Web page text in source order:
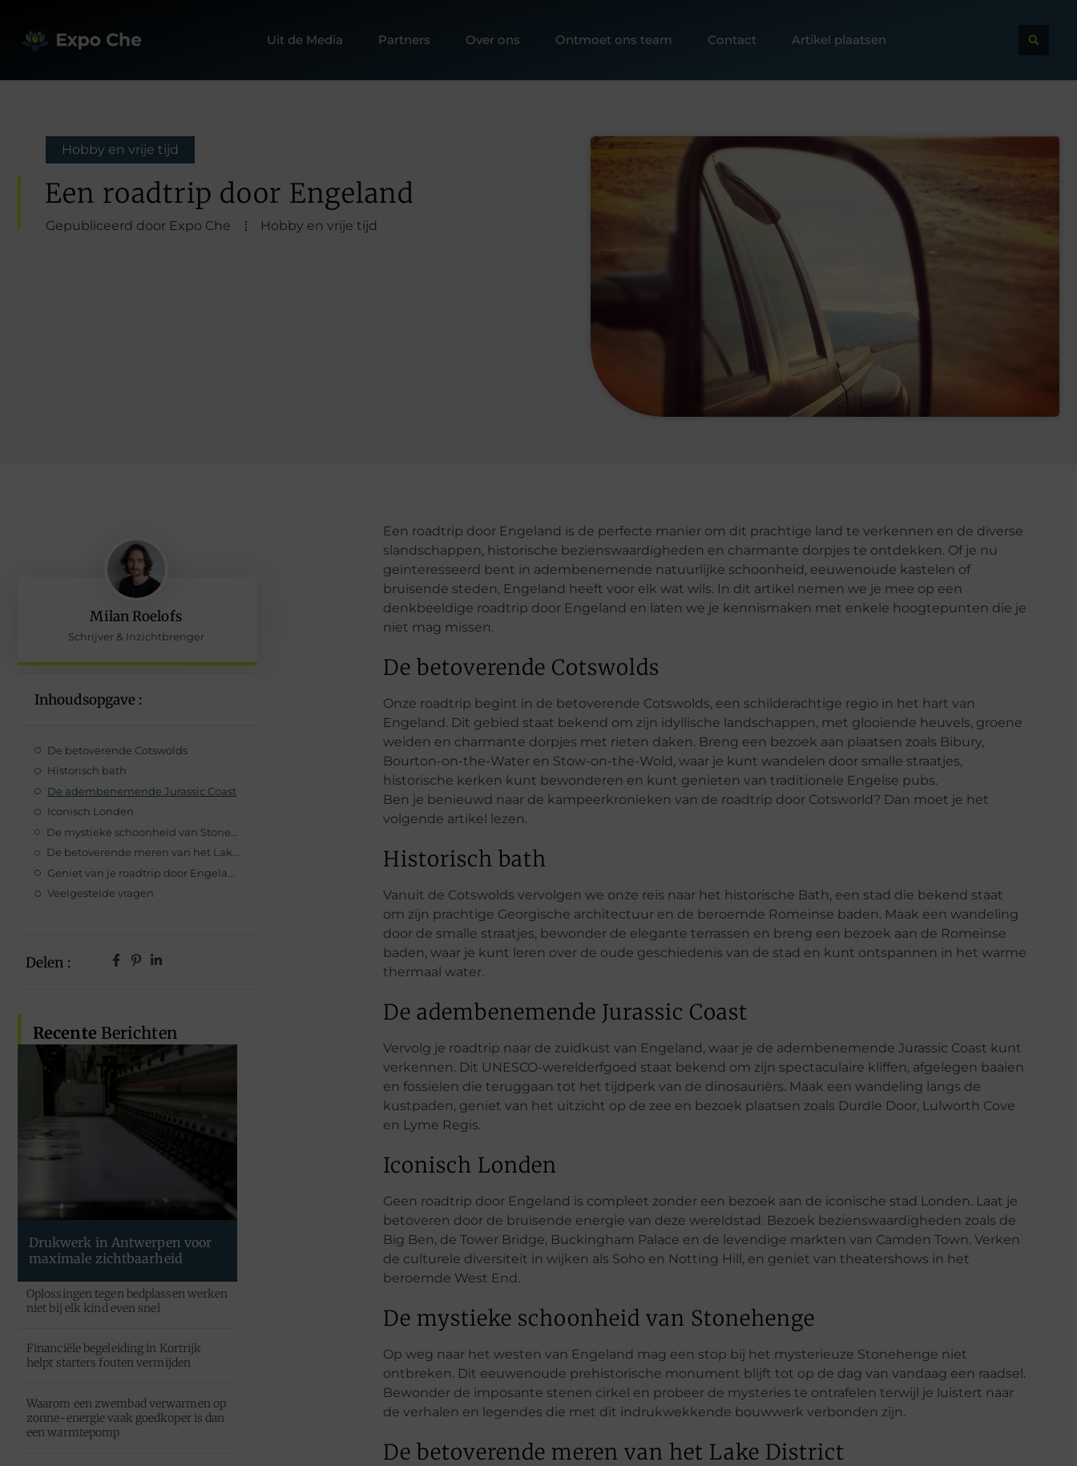
Uit de Media Partners Over ons Ontmoet ons team Contact Artikel plaatsen
Hobby en vrije tijd
Een roadtrip door Engeland
Gepubliceerd door Expo Che Hobby en vrije tijd
Milan Roelofs
Schrijver & Inzichtbrenger
Inhoudsopgave :
De betoverende Cotswolds
Historisch bath
De adembenemende Jurassic Coast
Iconisch Londen
De betoverende meren van het Lake District
Veelgestelde vragen
Delen :
Recente Berichten
Drukwerk in Antwerpen voor
maximale zichtbaarheid
Oplossingen tegen bedplassen werken
niet bij elk kind even snel
Financiële begeleiding in Kortrijk
helpt starters fouten vermijden
Waarom een zwembad verwarmen op
zonne-energie vaak goedkoper is dan
een warmtepomp
Een roadtrip door Engeland is de perfecte manier om dit prachtige land te verkennen en de diverse
slandschappen, historische bezienswaardigheden en charmante dorpjes te ontdekken. Of je nu
geïnteresseerd bent in adembenemende natuurlijke schoonheid, eeuwenoude kastelen of
bruisende steden, Engeland heeft voor elk wat wils. In dit artikel nemen we je mee op een
denkbeeldige roadtrip door Engeland en laten we je kennismaken met enkele hoogtepunten die je
niet mag missen.
De betoverende Cotswolds
Onze roadtrip begint in de betoverende Cotswolds, een schilderachtige regio in het hart van
Engeland. Dit gebied staat bekend om zijn idyllische landschappen, met glooiende heuvels, groene
weiden en charmante dorpjes met rieten daken. Breng een bezoek aan plaatsen zoals Bibury,
Bourton-on-the-Water en Stow-on-the-Wold, waar je kunt wandelen door smalle straatjes,
historische kerken kunt bewonderen en kunt genieten van traditionele Engelse pubs.
Ben je benieuwd naar de kampeerkronieken van de roadtrip door Cotsworld? Dan moet je het
volgende artikel lezen.
Historisch bath
Vanuit de Cotswolds vervolgen we onze reis naar het historische Bath, een stad die bekend staat
om zijn prachtige Georgische architectuur en de beroemde Romeinse baden. Maak een wandeling
door de smalle straatjes, bewonder de elegante terrassen en breng een bezoek aan de Romeinse
baden, waar je kunt leren over de oude geschiedenis van de stad en kunt ontspannen in het warme
thermaal water.
De adembenemende Jurassic Coast
Vervolg je roadtrip naar de zuidkust van Engeland, waar je de adembenemende Jurassic Coast kunt
verkennen. Dit UNESCO-werelderfgoed staat bekend om zijn spectaculaire kliffen, afgelegen baaien
en fossielen die teruggaan tot het tijdperk van de dinosauriërs. Maak een wandeling langs de
kustpaden, geniet van het uitzicht op de zee en bezoek plaatsen zoals Durdle Door, Lulworth Cove
en Lyme Regis.
Iconisch Londen
Geen roadtrip door Engeland is compleet zonder een bezoek aan de iconische stad Londen. Laat je
betoveren door de bruisende energie van deze wereldstad. Bezoek bezienswaardigheden zoals de
Big Ben, de Tower Bridge, Buckingham Palace en de levendige markten van Camden Town. Verken
de culturele diversiteit in wijken als Soho en Notting Hill, en geniet van theatershows in het
beroemde West End.
De mystieke schoonheid van Stonehenge
Op weg naar het westen van Engeland mag een stop bij het mysterieuze Stonehenge niet
ontbreken. Dit eeuwenoude prehistorische monument blijft tot op de dag van vandaag een raadsel.
Bewonder de imposante stenen cirkel en probeer de mysteries te ontrafelen terwijl je luistert naar
de verhalen en legendes die met dit indrukwekkende bouwwerk verbonden zijn.
De betoverende meren van het Lake District